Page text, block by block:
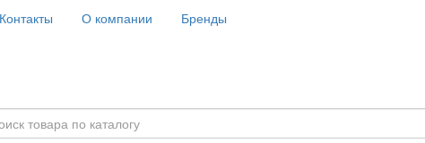
Контакты О компании Бренды